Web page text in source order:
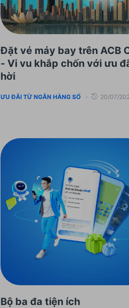
Đặt vé máy bay trên ACB
- Vi vu khắp chốn với ưu
hời
ƯU ĐÃI TỪ NGÂN HÀNG SỐ - 20/07/
Bộ ba đa tiện ích